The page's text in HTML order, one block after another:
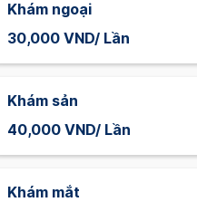
Khám ngoại
30,000 VND/ Lần
Khám sản
40,000 VND/ Lần
Khám mắt